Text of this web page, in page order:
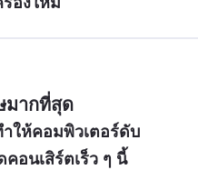
มากที่สุด
ให้คอมพิวเตอร์ดับ
อนเสิร์ตเร็ว ๆ นี้